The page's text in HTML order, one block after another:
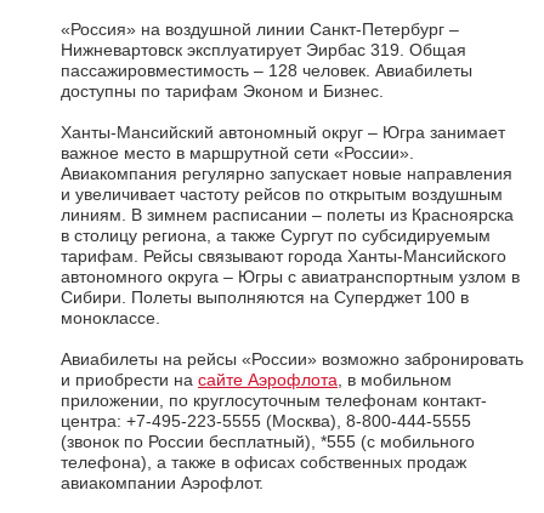
«Россия» на воздушной линии Санкт-Петербург –
Нижневартовск эксплуатирует Эирбас 319. Общая
пассажировместимость – 128 человек. Авиабилеты
доступны по тарифам Эконом и Бизнес.
Ханты-Мансийский автономный округ – Югра занимает
важное место в маршрутной сети «России».
Авиакомпания регулярно запускает новые направления
и увеличивает частоту рейсов по открытым воздушным
линиям. В зимнем расписании – полеты из Красноярска
в столицу региона, а также Сургут по субсидируемым
тарифам. Рейсы связывают города Ханты-Мансийского
автономного округа – Югры с авиатранспортным узлом в
Сибири. Полеты выполняются на Суперджет 100 в
моноклассе.
Авиабилеты на рейсы «России» возможно забронировать
и приобрести на сайте Аэрофлота , в мобильном
приложении, по круглосуточным телефонам контакт-
центра: +7-495-223-5555 (Москва), 8-800-444-5555
(звонок по России бесплатный), *555 (с мобильного
телефона), а также в офисах собственных продаж
авиакомпании Аэрофлот.